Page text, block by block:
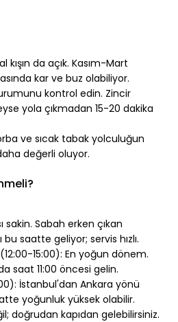
da açık. Kasım-Mart
kar ve buz olabiliyor.
kontrol edin. Zincir
yola çıkmadan 15-20 dakika
ve sıcak tabak yolculuğun
değerli oluyor.
sakin. Sabah erken çıkan
saatte geliyor; servis hızlı.
15:00): En yoğun dönem.
saat 11:00 öncesi gelin.
İstanbul'dan Ankara yönü
yoğunluk yüksek olabilir.
doğrudan kapıdan gelebilirsiniz.